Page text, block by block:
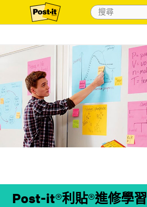
Post-it®利貼®進修學習